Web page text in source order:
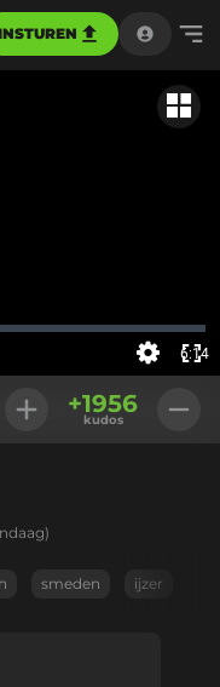
6:14
+1956
kudos
smeden ijzer